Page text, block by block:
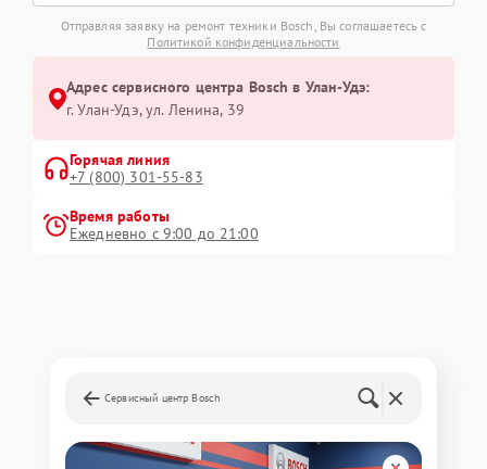
Отправляя заявку на ремонт техники Bosch, Вы соглашаетесь с
Политикой конфиденциальности
Адрес сервисного центра Bosch в Улан-Удэ:
г. Улан-Удэ, ул. Ленина, 39
Горячая линия
+7 (800) 301-55-83
Время работы
Ежедневно с 9:00 до 21:00
Сервисный центр Bosch